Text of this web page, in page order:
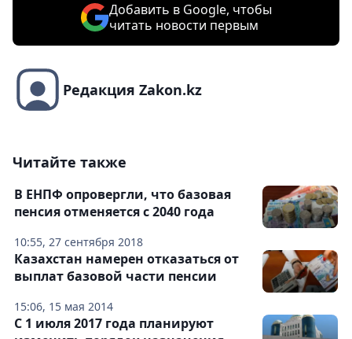
Добавить в Google, чтобы
читать новости первым
Редакция Zakon.kz
Читайте также
10:55, 27 сентября 2018
В ЕНПФ опровергли, что базовая
пенсия отменяется с 2040 года
15:06, 15 мая 2014
Казахстан намерен отказаться от
выплат базовой части пенсии
С 1 июля 2017 года планируют